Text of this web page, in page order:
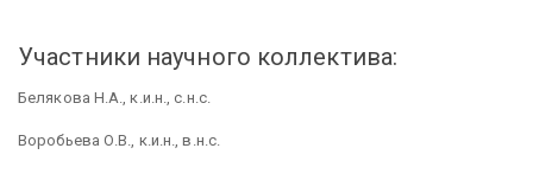
Участники научного коллектива:
Белякова Н.А., к.и.н., с.н.с.
Воробьева О.В., к.и.н., в.н.с.